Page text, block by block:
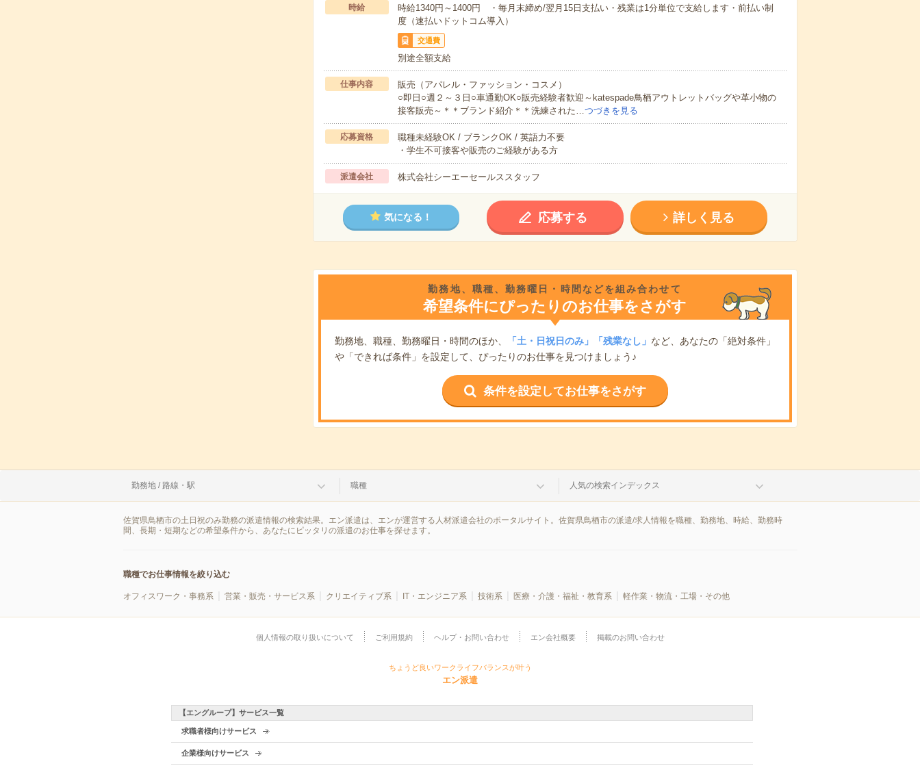
時給
時給1340円～1400円 ・毎月末締め/翌月15日支払い・残業は1分単位で支給します・前払い制
度（速払いドットコム導入）
交通費
別途全額支給
仕事内容
販売（アパレル・ファッション・コスメ）
○即日○週２～３日○車通勤OK○販売経験者歓迎～katespade鳥栖アウトレットバッグや革小物の
接客販売～＊＊ブランド紹介＊＊洗練された…つづきを見る
応募資格
職種未経験OK / ブランクOK / 英語力不要
・学生不可接客や販売のご経験がある方
派遣会社 株式会社シーエーセールススタッフ
気になる！ 応募する 詳しく見る
勤務地、職種、勤務曜日・時間などを組み合わせて
希望条件にぴったりのお仕事をさがす
勤務地、職種、勤務曜日・時間のほか、 「土・日祝日のみ」「残業なし」 など、あなたの「絶対条件」
や「できれば条件」を設定して、ぴったりのお仕事を見つけましょう♪
条件を設定してお仕事をさがす
勤務地 / 路線・駅 職種 人気の検索インデックス
佐賀県鳥栖市の土日祝のみ勤務の派遣情報の検索結果。エン派遣は、エンが運営する人材派遣会社のポータルサイト。佐賀県鳥栖市の派遣/求人情報を職種、勤務地、時給、勤務時
間、長期・短期などの希望条件から、あなたにピッタリの派遣のお仕事を探せます。
職種でお仕事情報を絞り込む
オフィスワーク・事務系 営業・販売・サービス系 クリエイティブ系 IT・エンジニア系 技術系 医療・介護・福祉・教育系 軽作業・物流・工場・その他
個人情報の取り扱いについて ご利用規約 ヘルプ・お問い合わせ エン会社概要 掲載のお問い合わせ
ちょうど良いワークライフバランスが叶う
エン派遣
【エングループ】サービス一覧
求職者様向けサービス
企業様向けサービス